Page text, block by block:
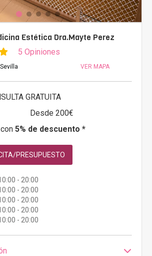
Estética Dra.Mayte Perez
5 Opiniones
VER MAPA
GRATUITA
Desde 200€
5% de descuento *
PRESUPUESTO
- 20:00
- 20:00
- 20:00
- 20:00
- 20:00